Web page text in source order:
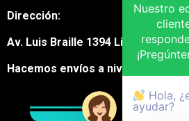
Dirección:
Av. Luis Braille 1394 Lima Cercado
Hacemos envíos a nivel nacional
Nuestro
Hola,
ayudar?